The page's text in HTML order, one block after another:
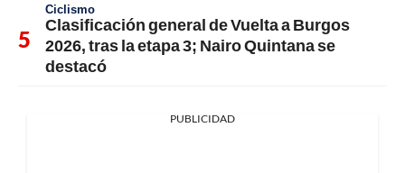
Ciclismo
Clasificación general de Vuelta a Burgos
2026, tras la etapa 3; Nairo Quintana se
destacó
PUBLICIDAD